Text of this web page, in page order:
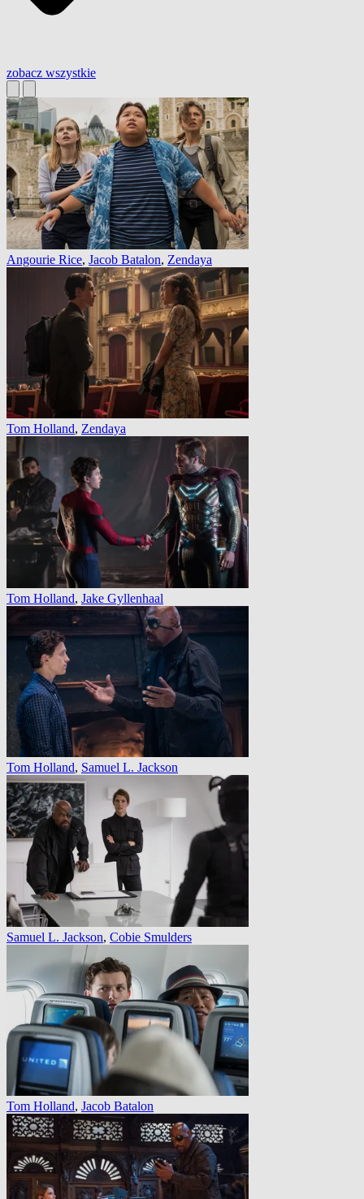
zobacz wszystkie
Angourie Rice, Jacob Batalon, Zendaya
Tom Holland, Zendaya
Tom Holland, Jake Gyllenhaal
Tom Holland, Samuel L. Jackson
Samuel L. Jackson, Cobie Smulders
Tom Holland, Jacob Batalon